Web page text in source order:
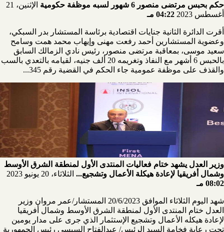
حكم بحبس مرتضى منصور 6 شهور لسبه موظفة حكومية
الإثنين، 21
أغسطس 2023
04:22 مـ
أقرت الدائرة الثانية جنايات اقتصادية برئاسة المستشار بدر السبكي،
وعضوية المستشارين أحمد رفعت مهنى وإيهاب محمد همت وسامح
سعيد موسى، بمعاقبة مرتضى منصور، رئيس نادي الزمالك السابق
بالحبس 6 أشهر مع النفاذ وتغريمه 20 ألف جنيه، لقيامه بالتعدي بالسب
والقذف على موظفة عمومية جاء الحكم في القضية رقم 345...
وزير العدل يشهد ختام فعاليات المنتدى الأول لمنطقة الشرق الأوسط
وشمال أفريقيا لإعادة هيكلة الأعمال وتشجيع... الثلاثاء، 20 يونيو 2023
08:02 مـ
شهد اليوم الثلاثاء الموافق 20/6/2023 المستشار/عمر مروان وزير
العدل ختام المنتدى الأول لمنطقة الشرق الأوسط وشمال أفريقيا
لإعادة هيكله الأعمال وتشجيع الإستثمار الذي جرى على مدار يومين
تحت رعاية فخامة السيد الرئيس/ عبدالفتاح السيسى رئيس الجمهورية